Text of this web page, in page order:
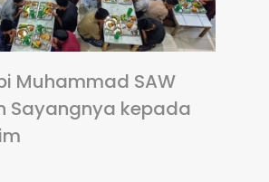
Muhammad SAW
Sayangnya kepada